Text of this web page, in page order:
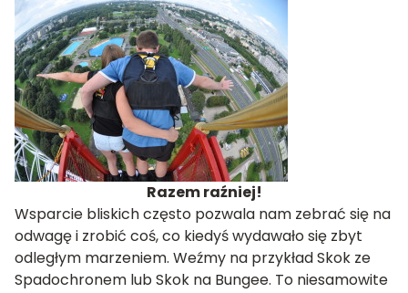
Razem raźniej!
Wsparcie bliskich często pozwala nam zebrać się na
odwagę i zrobić coś, co kiedyś wydawało się zbyt
odległym marzeniem. Weźmy na przykład Skok ze
Spadochronem lub Skok na Bungee. To niesamowite